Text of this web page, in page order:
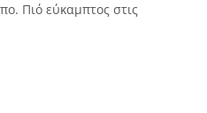
Πιό εύκαμπτος στις